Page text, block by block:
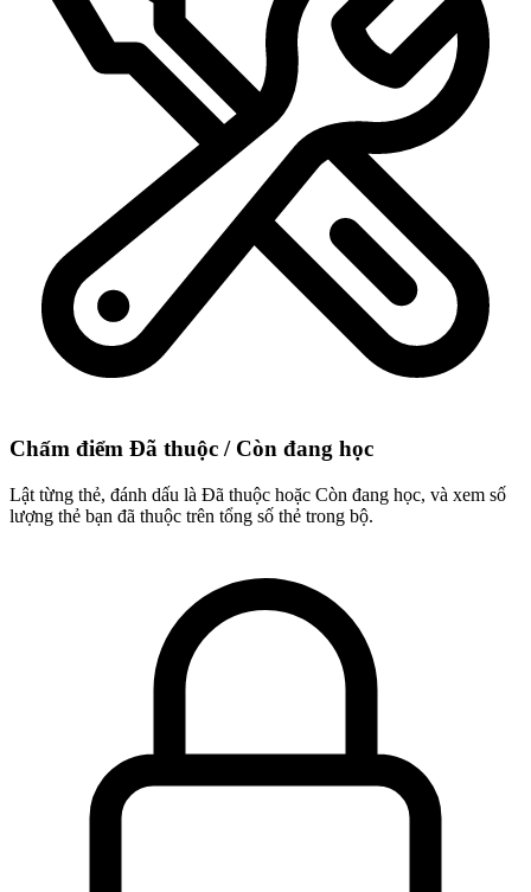
Chấm điểm Đã thuộc / Còn đang học
Lật từng thẻ, đánh dấu là Đã thuộc hoặc Còn đang học, và xem số
lượng thẻ bạn đã thuộc trên tổng số thẻ trong bộ.